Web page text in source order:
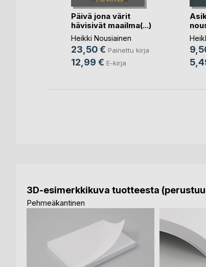
Päivä jona värit
hävisivät maailma(...)
Heikki Nousiainen
23,50 € Painettu kirja
12,99 € E-kirja
3D-esimerkkikuva tuotteesta
Pehmeäkantinen